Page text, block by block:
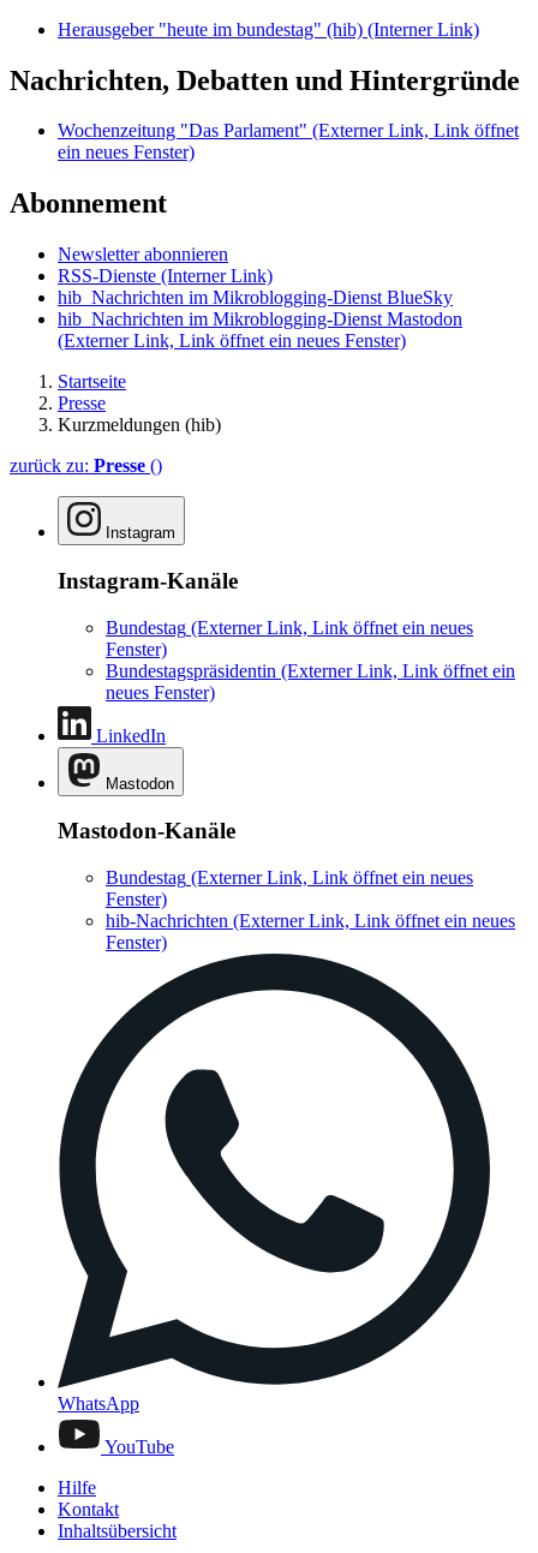
Herausgeber "heute im bundestag" (hib) (Interner Link)
Nachrichten, Debatten und Hintergründe
Wochenzeitung "Das Parlament" (Externer Link, Link öffnet
ein neues Fenster)
Abonnement
Newsletter abonnieren
RSS-Dienste (Interner Link)
hib_Nachrichten im Mikroblogging-Dienst BlueSky
hib_Nachrichten im Mikroblogging-Dienst Mastodon
(Externer Link, Link öffnet ein neues Fenster)
Startseite
Presse
Kurzmeldungen (hib)
zurück zu: Presse ()
Instagram
Instagram-Kanäle
Bundestag (Externer Link, Link öffnet ein neues
Fenster)
Bundestagspräsidentin (Externer Link, Link öffnet ein
neues Fenster)
LinkedIn
Mastodon
Mastodon-Kanäle
Bundestag (Externer Link, Link öffnet ein neues
Fenster)
hib-Nachrichten (Externer Link, Link öffnet ein neues
Fenster)
WhatsApp
YouTube
Hilfe
Kontakt
Inhaltsübersicht